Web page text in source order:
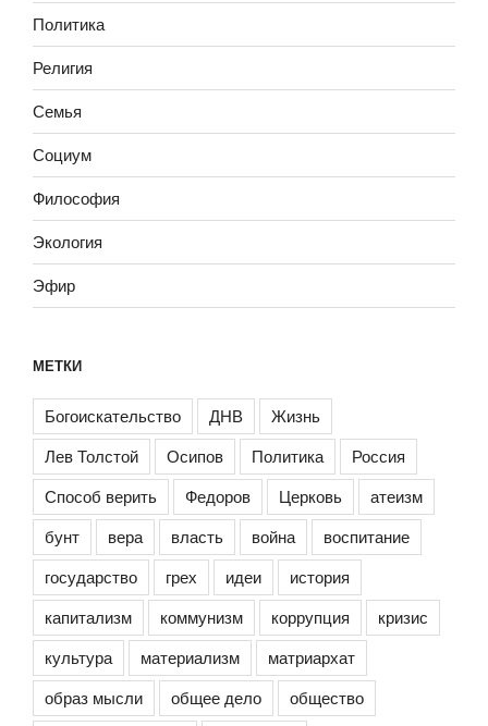
Политика
Религия
Семья
Социум
Философия
Экология
Эфир
МЕТКИ
Богоискательство ДНВ
Жизнь
Лев Толстой
Осипов Политика
Россия
Способ верить
Федоров Церковь
атеизм
бунт
вера власть война
воспитание
государство
грех идеи
история
капитализм
коммунизм коррупция
кризис
культура
материализм
матриархат
образ мысли
общее дело общество